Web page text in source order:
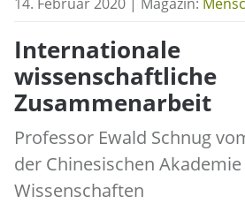
Internationale
wissenschaftliche
Zusammenarbeit
Professor Ewald Schnug
der Chinesischen
Wissenschaften